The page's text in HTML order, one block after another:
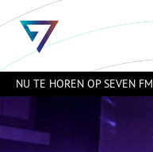
links
naar
Naar
NU TE HOREN OP SEVEN FM